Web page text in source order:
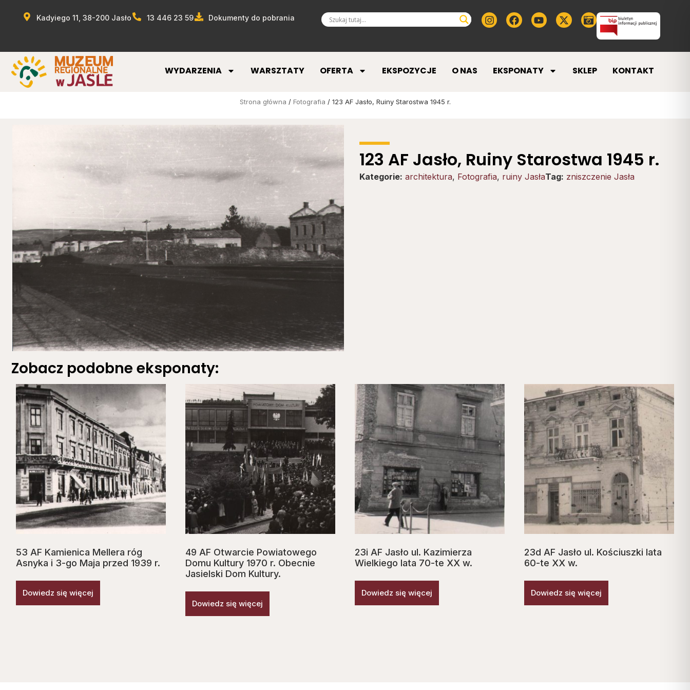
Kadyiego 11, 38-200 Jasło 13 446 23 59 Dokumenty do pobrania
WYDARZENIA WARSZTATY OFERTA EKSPOZYCJE O NAS EKSPONATY SKLEP KONTAKT
Strona główna / Fotografia / 123 AF Jasło, Ruiny Starostwa 1945 r.
123 AF Jasło, Ruiny Starostwa 1945 r.
Kategorie: architektura, Fotografia, ruiny JasłaTag: zniszczenie Jasła
Zobacz podobne eksponaty:
53 AF Kamienica Mellera róg
Asnyka i 3-go Maja przed 1939 r.
Dowiedz się więcej
49 AF Otwarcie Powiatowego
Domu Kultury 1970 r. Obecnie
Jasielski Dom Kultury.
Dowiedz się więcej
23i AF Jasło ul. Kazimierza
Wielkiego lata 70-te XX w.
Dowiedz się więcej
23d AF Jasło ul. Kościuszki lata
60-te XX w.
Dowiedz się więcej